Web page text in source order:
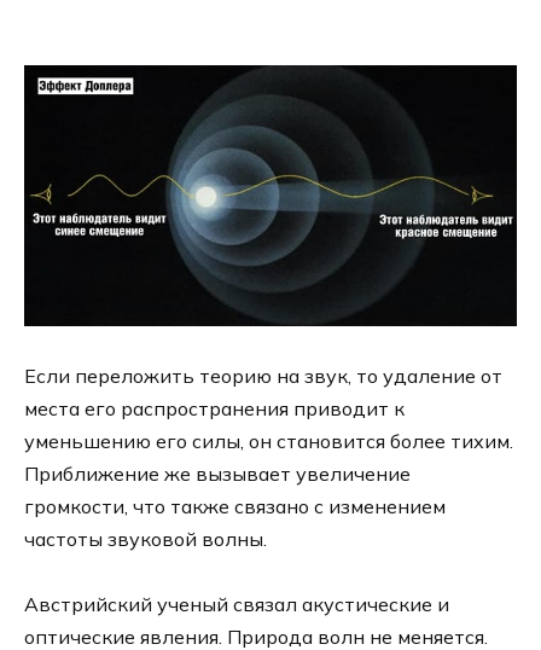
Если переложить теорию на звук, то удаление от
места его распространения приводит к
уменьшению его силы, он становится более тихим.
Приближение же вызывает увеличение
громкости, что также связано с изменением
частоты звуковой волны.
Австрийский ученый связал акустические и
оптические явления. Природа волн не меняется.